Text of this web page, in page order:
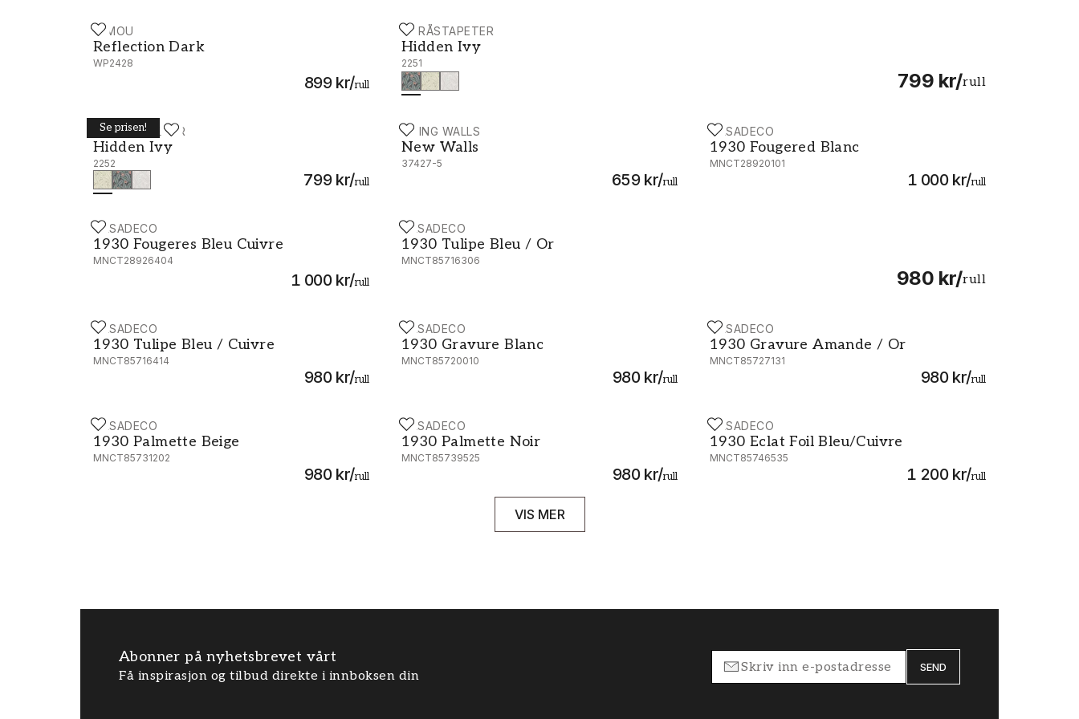
MIMOU
Reflection Dark
WP2428
899 kr/rull
Reflection Dark - WP2428 BORÅSTAPETER
Hidden Ivy
2251
799 kr/rull
Hidden Ivy - 2251
Se prisen!
BORÅSTAPETER
Hidden Ivy
2252
799 kr/rull
Hidden Ivy - 2252 LIVING WALLS
New Walls
37427-5
659 kr/rull
New Walls - 37427-5 CASADECO
1930 Fougered Blanc
MNCT28920101
1 000 kr/rull
1930 Fougered Blanc - MNCT28920101
CASADECO
1930 Fougeres Bleu Cuivre
MNCT28926404
1 000 kr/rull
1930 Fougeres Bleu Cuivre - MNCT28926404 CASADECO
1930 Tulipe Bleu / Or
MNCT85716306
980 kr/rull
1930 Tulipe Bleu / Or - MNCT85716306
CASADECO
1930 Tulipe Bleu / Cuivre
MNCT85716414
980 kr/rull
1930 Tulipe Bleu / Cuivre - MNCT85716414 CASADECO
1930 Gravure Blanc
MNCT85720010
980 kr/rull
1930 Gravure Blanc - MNCT85720010 CASADECO
1930 Gravure Amande / Or
MNCT85727131
980 kr/rull
1930 Gravure Amande / Or - MNCT85727131
CASADECO
1930 Palmette Beige
MNCT85731202
980 kr/rull
1930 Palmette Beige - MNCT85731202 CASADECO
1930 Palmette Noir
MNCT85739525
980 kr/rull
1930 Palmette Noir - MNCT85739525 CASADECO
1930 Eclat Foil Bleu/Cuivre
MNCT85746535
1 200 kr/rull
1930 Eclat Foil Bleu/Cuivre - MNCT85746535
VIS MER
Abonner på nyhetsbrevet vårt
Få inspirasjon og tilbud direkte i innboksen din
SEND